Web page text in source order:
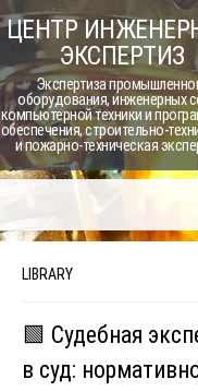
Skip
to
content
ЦЕНТР
ЭКСПЕРТИЗ
Экспертиза
оборудования, инженерных
компьютерной техники и
обеспечения, строительно-
и пожарно-техническая
LIBRARY
🟩 Судебная
в суд: